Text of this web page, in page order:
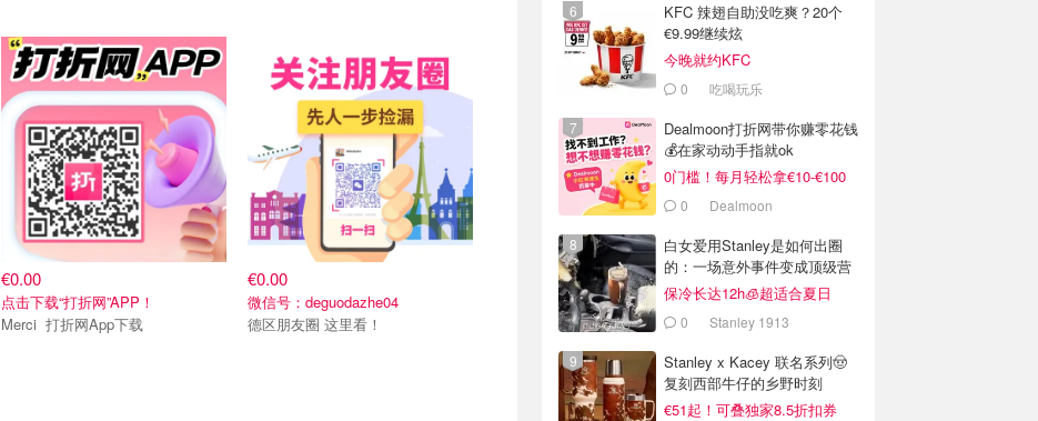
关注我们
€0.00
点击下载“打折网”APP！
Merci 打折网App下载
€0.00
微信号：deguodazhe04
德区朋友圈 这里看！
KFC 辣翅自助没吃爽？20个
€9.99继续炫
今晚就约KFC
0 吃喝玩乐
Dealmoon打折网带你赚零花钱
💰在家动动手指就ok
0门槛！每月轻松拿€10-€100
0 Dealmoon
白女爱用Stanley是如何出圈
的：一场意外事件变成顶级营
销案例
保冷长达12h🧊超适合夏日
0 Stanley 1913
Stanley x Kacey 联名系列🤠
复刻西部牛仔的乡野时刻
€51起！可叠独家8.5折扣券